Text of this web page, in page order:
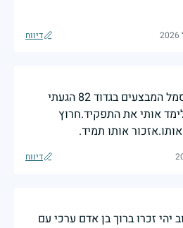
דיווח
יהי זכרו ברוך. יוסי היה סמל המבצעים בגדוד 82 הגעתי
אותי את התפקיד.חרוץ
אותו תמיד.
דיווח
יהי זכרו ברוך בן אדם ערכי עם